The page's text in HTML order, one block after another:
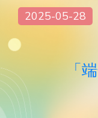
2025-05-28
「